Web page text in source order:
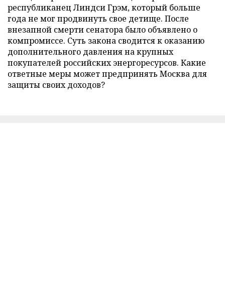
республиканец Линдси Грэм, который больше
года не мог продвинуть свое детище. После
внезапной смерти сенатора было объявлено о
компромиссе. Суть закона сводится к оказанию
дополнительного давления на крупных
покупателей российских энергоресурсов. Какие
ответные меры может предпринять Москва для
защиты своих доходов?